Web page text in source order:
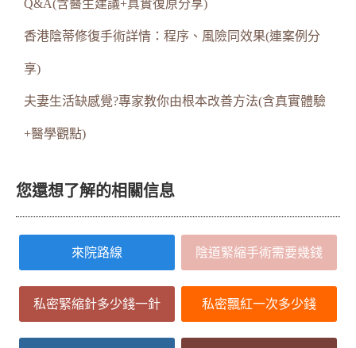
Q&A(含醫生建議+真實復原分享)
香港陰蒂修復手術詳情：程序、風險同效果(連案例分
享)
夫妻生活缺感覺?專家教你由根本改善方法(含真實體驗
+醫學觀點)
您還想了解的相關信息
來院路線 陰道緊縮手術需要幾錢
私密緊縮針多少錢一針 私密飄紅一次多少錢